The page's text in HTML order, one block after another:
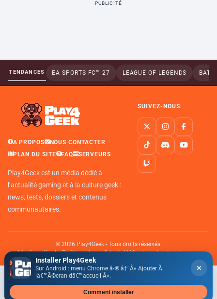
PUBLICITÉ
TENDANCES EA SPORTS FC™ 27 LEAGUE OF LEGENDS
A PROPOS
NOUS CONTACTER
PLAN DU SITE
FAQ SERVEURS
Play4Geek est un média dédié à
l’actualité gaming et à la culture geek :
news, tests, dossiers et contenus
communautaires.
SUIVEZ-NOUS
© 2026 Play4Geek - Tous droits réservés.
Mentions légalesPolitique de confidentialitéCookies et autres traceurs
Installer Play4Geek
Sur Android : menu Chrome â‹® â†’ Â« Ajouter Ã
lâ€™Ã©cran dâ€™accueil Â».
Comment installer